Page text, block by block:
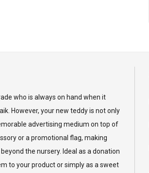
who is always on hand when it
However, your new teddy is not only
advertising medium on top of
or a promotional flag, making
the nursery. Ideal as a donation
to your product or simply as a sweet